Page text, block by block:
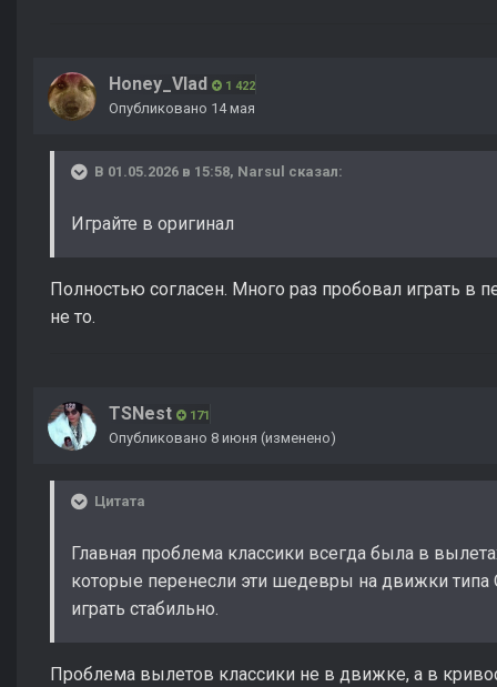
Honey_Vlad 1 422
Опубликовано 14 мая
В 01.05.2026 в 15:58, Narsul сказал:
Играйте в оригинал
Полностью согласен. Много раз пробовал играть в
не то.
TSNest 171
Опубликовано 8 июня (изменено)
Цитата
Главная проблема классики всегда была в
которые перенесли эти шедевры на движки
играть стабильно.
Проблема вылетов классики не в движке, а в